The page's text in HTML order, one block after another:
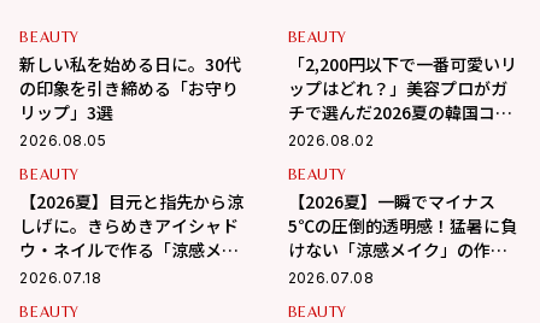
BEAUTY
新しい私を始める日に。30代
の印象を引き締める「お守り
リップ」3選
2026.08.05
BEAUTY
「2,200円以下で一番可愛いリ
ップはどれ？」美容プロがガ
チで選んだ2026夏の韓国コス
メ3選
2026.08.02
BEAUTY
【2026夏】目元と指先から涼
しげに。きらめきアイシャド
ウ・ネイルで作る「涼感メイ
ク」
2026.07.18
BEAUTY
【2026夏】一瞬でマイナス
5℃の圧倒的透明感！猛暑に負
けない「涼感メイク」の作り
方
2026.07.08
BEAUTY
BEAUTY